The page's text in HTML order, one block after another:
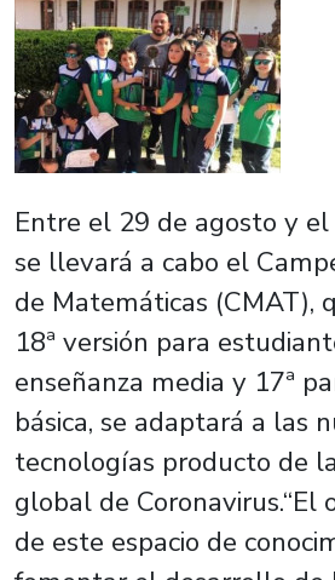
Entre el 29 de agosto y
se llevará a cabo el
de Matemáticas (CMAT),
18ª versión para
enseñanza media y 17ª
básica, se adaptará a las
tecnologías producto de
global de Coronavirus.“El
de este espacio de